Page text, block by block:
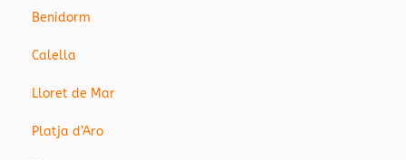
Benidorm
Calella
Lloret de Mar
Platja d’Aro